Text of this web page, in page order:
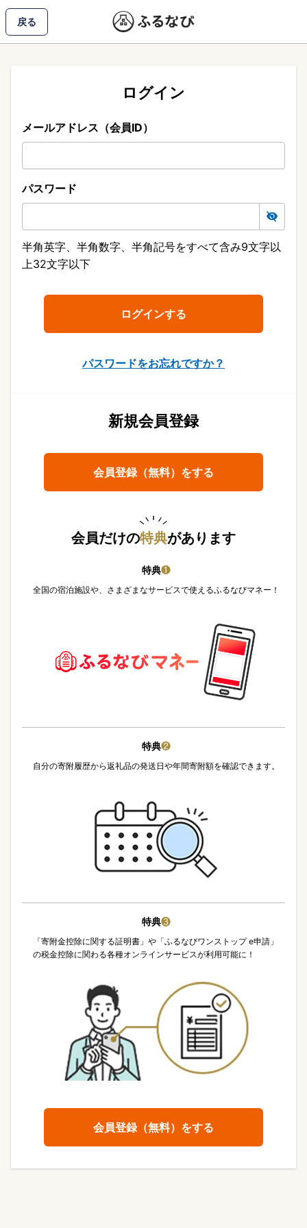
戻る
ログイン
メールアドレス（会員ID）
パスワード
半角英字、半角数字、半角記号をすべて含み9文字以
上32文字以下
パスワードをお忘れですか？
新規会員登録
会員登録（無料）をする
会員だけの特典があります
特典❶
全国の宿泊施設や、さまざまなサービスで使えるふるなびマネー！
特典❷
自分の寄附履歴から返礼品の発送日や年間寄附額を確認できます。
特典❸
「寄附金控除に関する証明書」や「ふるなびワンストップ e申請」
の税金控除に関わる各種オンラインサービスが利用可能に！
会員登録（無料）をする